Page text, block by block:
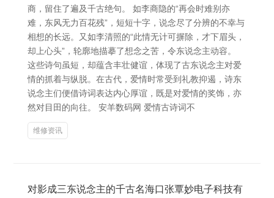
商，留住了遍及千古绝句。 如李商隐的“再会时难别亦
难，东风无力百花残”，短短十字，说念尽了分辨的不幸与
相想的长远。又如李清照的“此情无计可摒除，才下眉头，
却上心头”，轮廓地描摹了想念之苦，令东说念主动容。
这些诗句虽短，却蕴含丰壮健谊，体现了古东说念主对爱
情的抓着与纵脱。在古代，爱情时常受到礼教抑遏，诗东
说念主们便借诗词表达内心厚谊，既是对爱情的奖饰，亦
然对目田的向往。 安羊数码网 爱情古诗词不
维修资讯
对影成三东说念主的千古名海口张覃妙电子科技有